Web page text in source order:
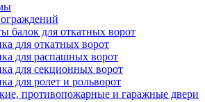
балок для откатных ворот
для откатных ворот
для распашных ворот
для секционных ворот
для ролет и рольворот
противопожарные и гаражные двери